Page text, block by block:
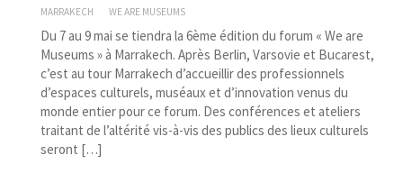
MARRAKECH
WE ARE MUSEUMS
Du 7 au 9 mai se tiendra la 6ème édition du forum « We are
Museums » à Marrakech. Après Berlin, Varsovie et Bucarest,
c’est au tour Marrakech d’accueillir des professionnels
d’espaces culturels, muséaux et d’innovation venus du
monde entier pour ce forum. Des conférences et ateliers
traitant de l’altérité vis-à-vis des publics des lieux culturels
seront […]